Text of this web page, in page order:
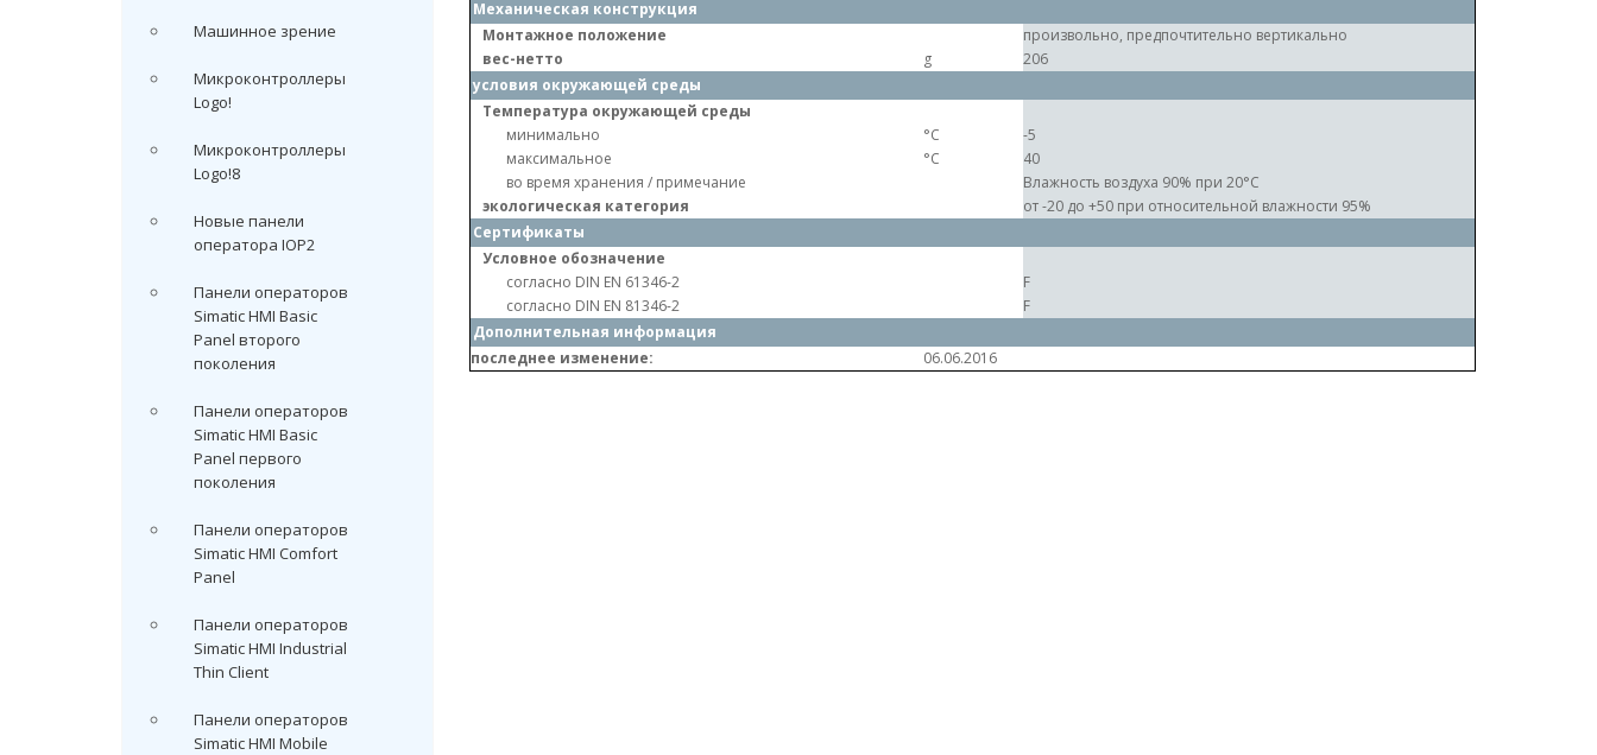
Машинное зрение
Микроконтроллеры
Logo!
Микроконтроллеры
Logo!8
Новые панели
оператора IOP2
Панели операторов
Simatic HMI Basic
Panel второго
поколения
Панели операторов
Simatic HMI Basic
Panel первого
поколения
Панели операторов
Simatic HMI Comfort
Panel
Панели операторов
Simatic HMI Industrial
Thin Client
Панели операторов
Simatic HMI Mobile
Механическая конструкция
Монтажное положение
произвольно, предпочтительно вертикально
вес-нетто
g
206
условия окружающей среды
Температура окружающей среды
минимально
°C
-5
максимальное
°C
40
во время хранения / примечание
Влажность воздуха 90% при 20°C
экологическая категория
от -20 до +50 при относительной влажности 95%
Сертификаты
Условное обозначение
согласно DIN EN 61346-2
F
согласно DIN EN 81346-2
F
Дополнительная информация
последнее изменение:
06.06.2016